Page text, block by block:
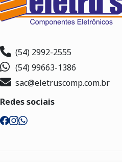
(54) 2992-2555
(54) 99663-1386
sac@eletruscomp.com.br
Redes sociais